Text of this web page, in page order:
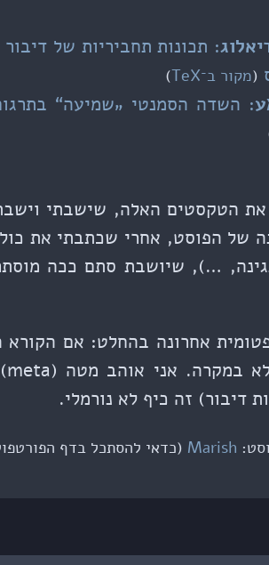
: תכונות תחביריות של
(מקור ב־TeX )
: השדה הסמנטי „שמיעה“
הטקסטים האלה, שישבתי
של הפוסט, אחרי שכתבתי את
…), שיושבת סתם ככה
אחרונה בהחלט: אם
דיבור) זה כיף לא נורמלי.
Marish (כדאי להסתכל בדף